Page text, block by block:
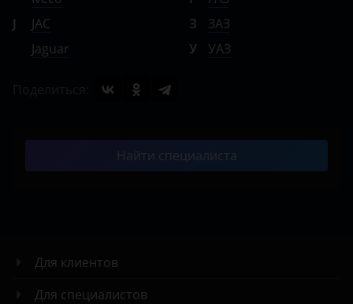
J
JAC
Jaguar
З
ЗАЗ
У
УАЗ
Найти специалиста
Для клиентов
Для специалистов